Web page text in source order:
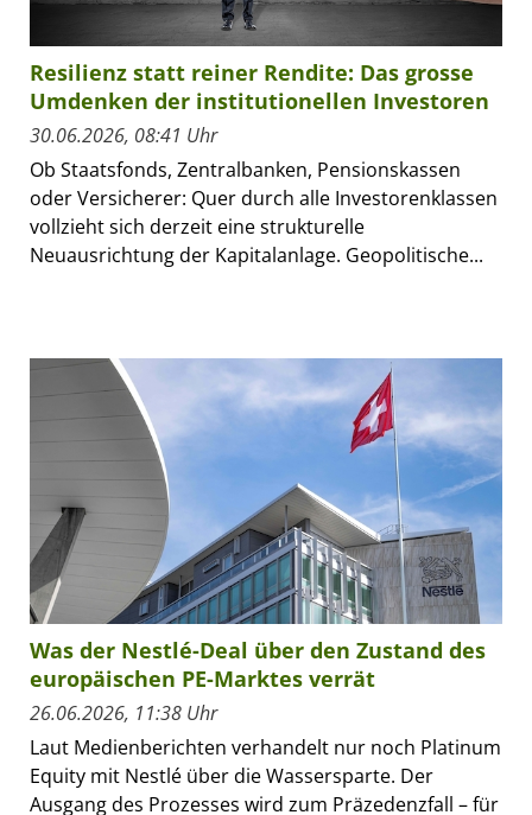
Resilienz statt reiner Rendite: Das grosse
Umdenken der institutionellen Investoren
30.06.2026, 08:41 Uhr
Ob Staatsfonds, Zentralbanken, Pensionskassen
oder Versicherer: Quer durch alle Investorenklassen
vollzieht sich derzeit eine strukturelle
Neuausrichtung der Kapitalanlage. Geopolitische...
Was der Nestlé-Deal über den Zustand des
europäischen PE-Marktes verrät
26.06.2026, 11:38 Uhr
Laut Medienberichten verhandelt nur noch Platinum
Equity mit Nestlé über die Wassersparte. Der
Ausgang des Prozesses wird zum Präzedenzfall – für